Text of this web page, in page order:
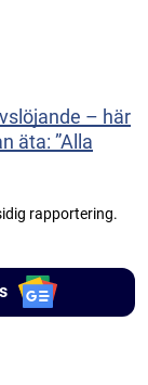
– här
äta: ”Alla
rapportering.